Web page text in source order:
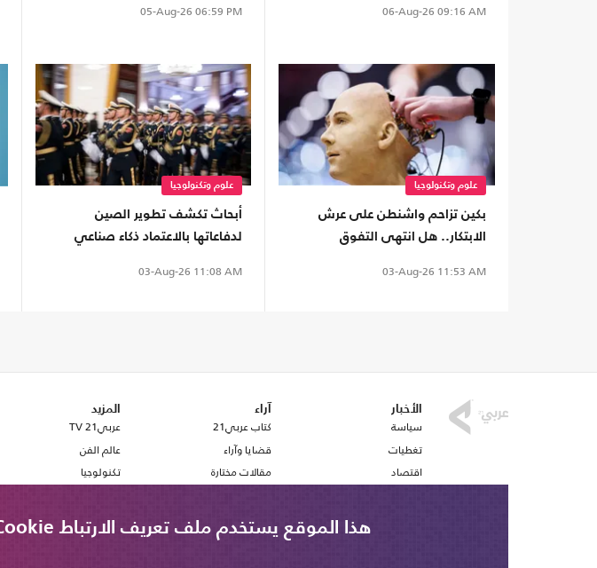
06-Aug-26 09:16 AM
05-Aug-26 06:59 PM
علوم وتكنولوجيا
بكين تزاحم واشنطن على عرش
الابتكار.. هل انتهى التفوق
03-Aug-26 11:53 AM
علوم وتكنولوجيا
أبحاث تكشف تطوير الصين
لدفاعاتها بالاعتماد ذكاء صناعي
03-Aug-26 11:08 AM
الأخبار
سياسة
تغطيات
اقتصاد
آراء
كتاب عربي21
قضايا وآراء
مقالات مختارة
استطلاع رأي
المزيد
عربي21 TV
عالم الفن
تكنولوجيا
هذا الموقع يستخدم ملف تعريف الارتباط Cookie